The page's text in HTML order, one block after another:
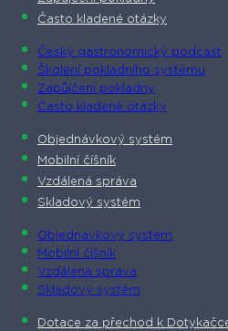
Často kladené otázky
Český gastronomický podcast​
Školení pokladního systému
Zapůjčení pokladny
Často kladené otázky
Objednávkový systém
Mobilní číšník
Vzdálená správa
Skladový systém
Objednávkový systém
Mobilní číšník
Vzdálená správa
Skladový systém
Dotace za přechod k